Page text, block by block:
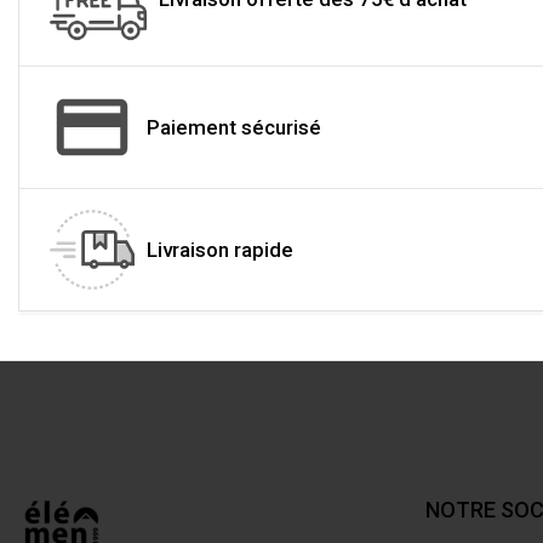
Paiement sécurisé
Livraison rapide
NOTRE